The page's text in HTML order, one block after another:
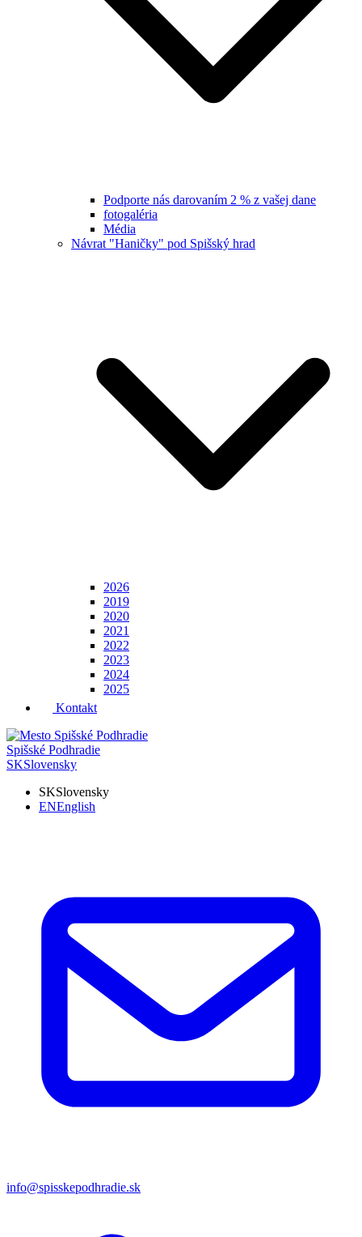
Podporte nás darovaním 2 % z vašej dane
fotogaléria
Média
Návrat "Haničky" pod Spišský hrad
2026
2019
2020
2021
2022
2023
2024
2025
Kontakt
Spišské Podhradie
SKSlovensky
SKSlovensky
ENEnglish
info@spisskepodhradie.sk